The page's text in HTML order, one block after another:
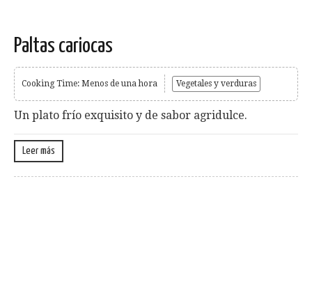
Paltas cariocas
Cooking Time: Menos de una hora Vegetales y verduras
Un plato frío exquisito y de sabor agridulce.
Leer más